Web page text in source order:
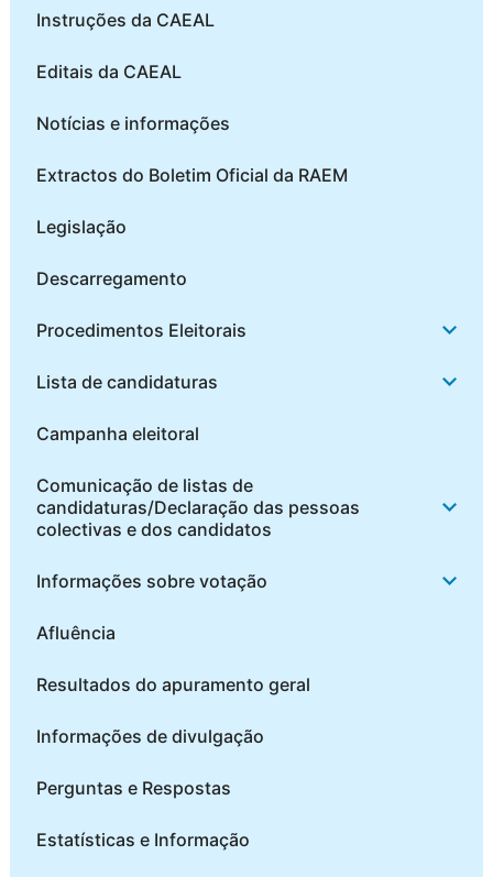
Instruções da CAEAL
Editais da CAEAL
Notícias e informações
Extractos do Boletim Oficial da RAEM
Legislação
Descarregamento
Procedimentos Eleitorais
Lista de candidaturas
Campanha eleitoral
Comunicação de listas de
candidaturas/Declaração das pessoas
colectivas e dos candidatos
Informações sobre votação
Afluência
Resultados do apuramento geral
Informações de divulgação
Perguntas e Respostas
Estatísticas e Informação